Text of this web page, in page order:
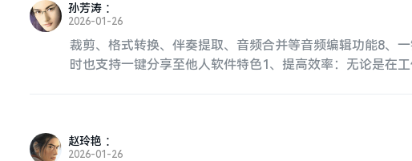
孙芳涛 ：
2026-01-26
裁剪、格式转换、伴奏提取、音频合并等音频编辑功能8、
时也支持一键分享至他人软件特色1、提高效率：无论是在
赵玲艳 ：
2026-01-26